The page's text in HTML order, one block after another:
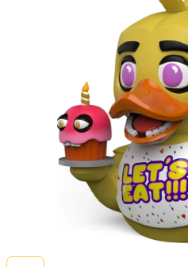
hvězdiček.